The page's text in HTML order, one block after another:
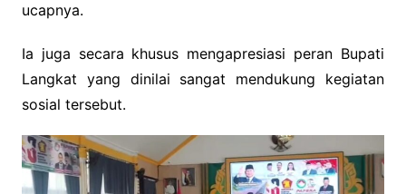
ucapnya.
Ia juga secara khusus mengapresiasi peran Bupati
Langkat yang dinilai sangat mendukung kegiatan
sosial tersebut.